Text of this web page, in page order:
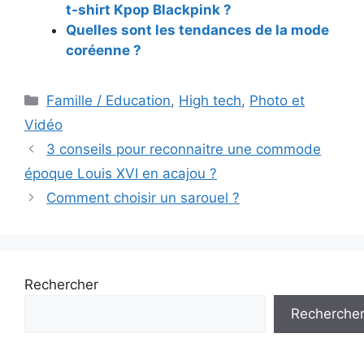
t-shirt Kpop Blackpink ?
Quelles sont les tendances de la mode
coréenne ?
Catégories
Famille / Education, High tech, Photo et
Vidéo
Navigation
des
articles
3 conseils pour reconnaitre une commode
époque Louis XVI en acajou ?
Comment choisir un sarouel ?
Rechercher
Rechercher